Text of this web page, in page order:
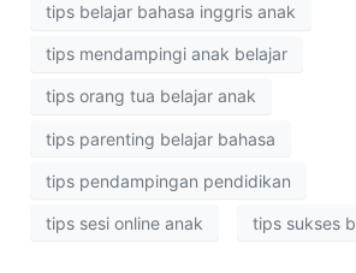
tips belajar bahasa inggris anak
tips mendampingi anak belajar
tips orang tua belajar anak
tips parenting belajar bahasa
tips pendampingan pendidikan
tips sesi online anak tips sukses